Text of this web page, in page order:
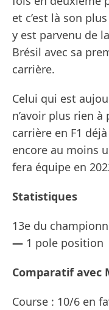
et c’est là son
y est parvenu de
Brésil avec sa
carrière.
Celui qui est
n’avoir plus rien
carrière en F1
encore au moins
fera équipe en
Statistiques
13e du
— 1 pole position
Comparatif avec
Course : 10/6 en